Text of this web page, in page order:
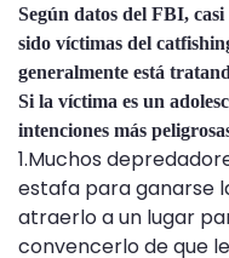
Según datos del FBI,
sido víctimas del
generalmente está
Si la víctima es un
intenciones más
1.Muchos
estafa para ganarse
atraerlo a un lugar
convencerlo de que